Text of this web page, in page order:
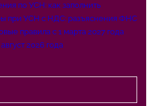
по УСН: как заполнить
при УСН с НДС: разъяснения ФНС
правила с 1 марта 2027 года
2026 года